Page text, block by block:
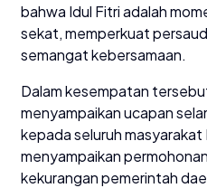
bahwa Idul Fitri adalah
sekat, memperkuat
semangat kebersamaan.
Dalam kesempatan
menyampaikan ucapan
kepada seluruh
menyampaikan
kekurangan pemerintah